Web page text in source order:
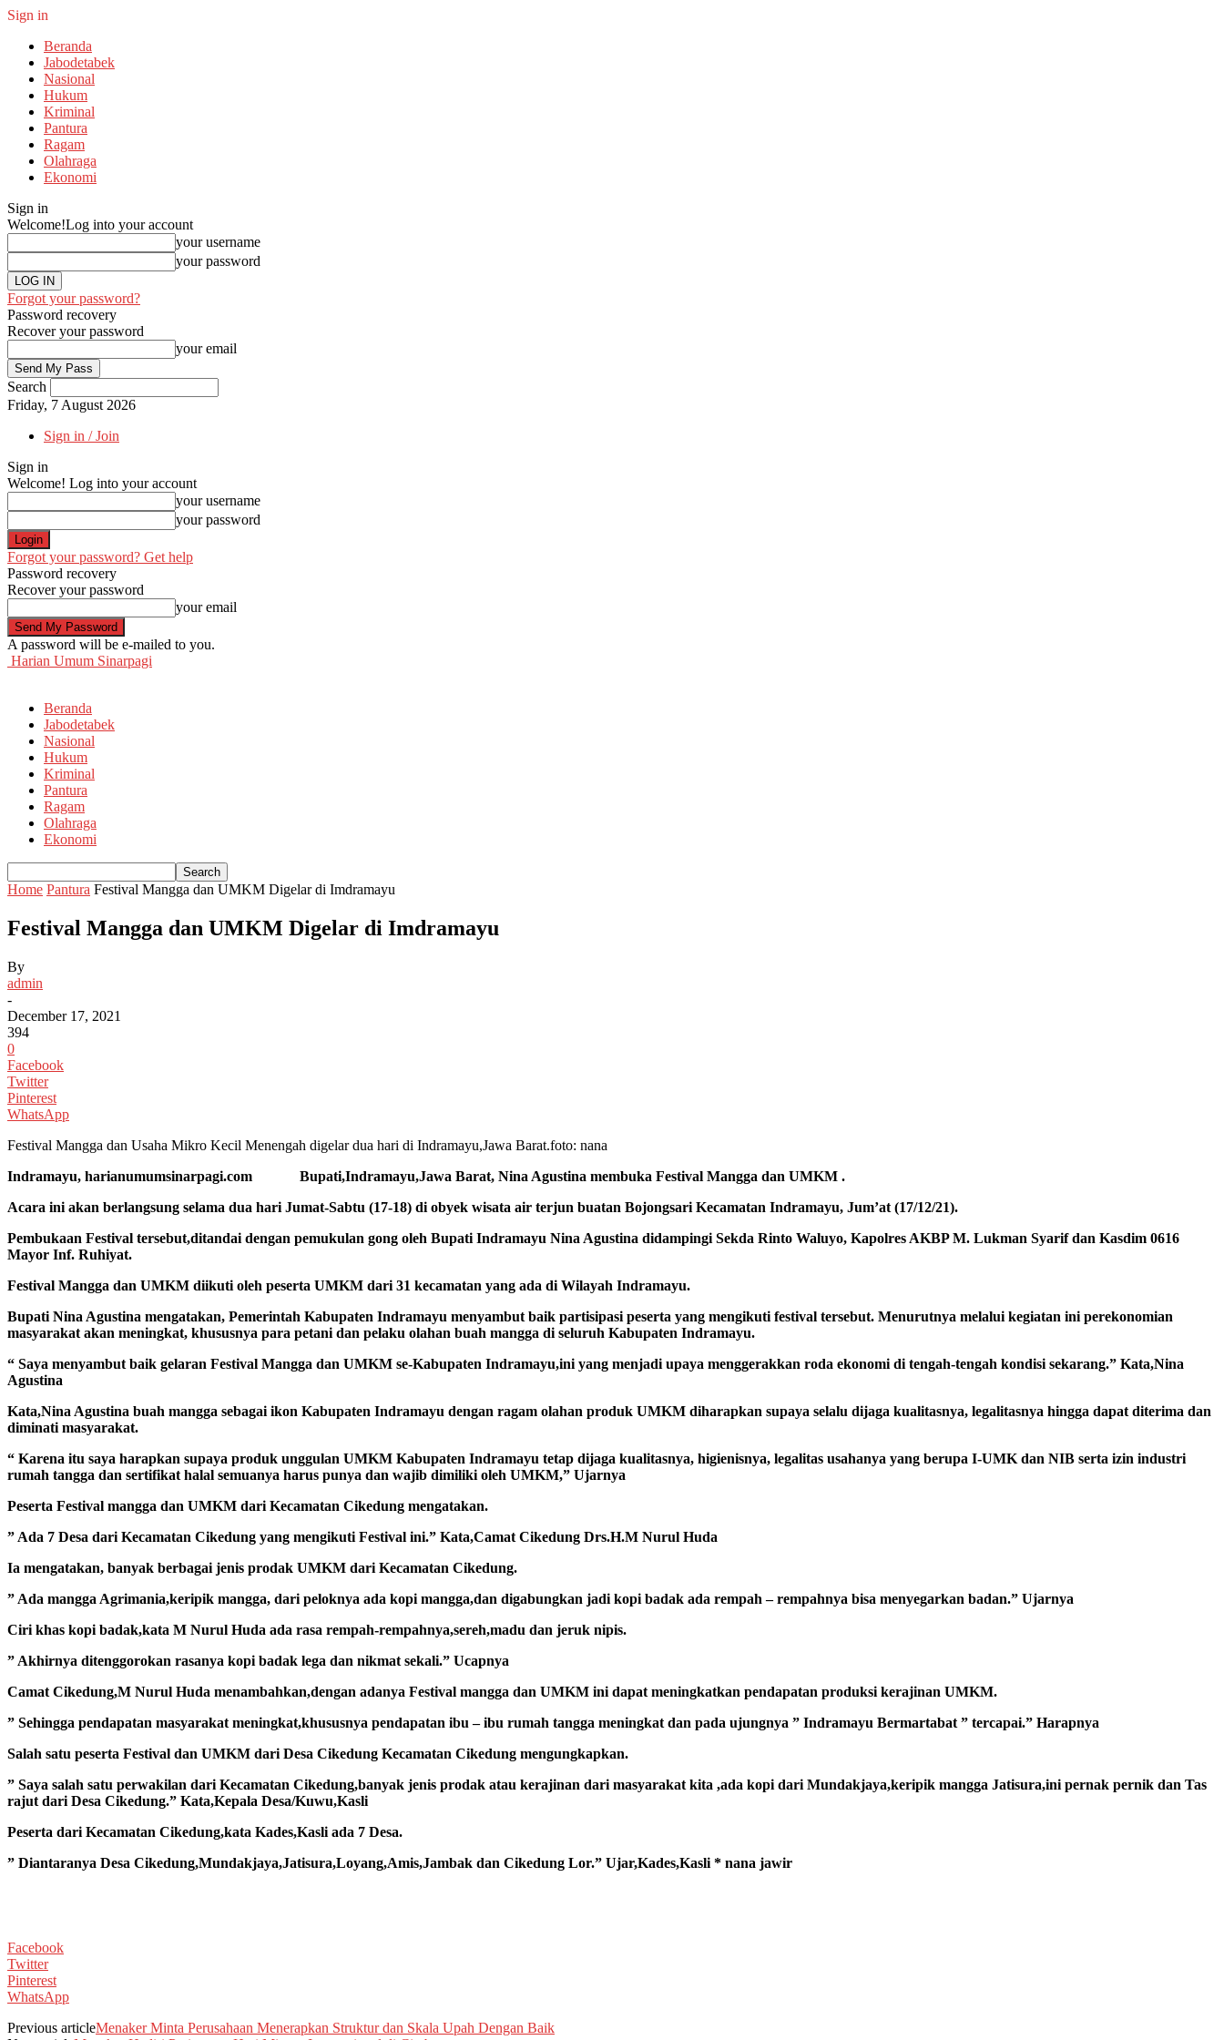
Sign in
Beranda
Jabodetabek
Nasional
Hukum
Kriminal
Pantura
Ragam
Olahraga
Ekonomi
Sign in
Welcome!Log into your account
your username
your password
Forgot your password?
Password recovery
Recover your password
your email
Search
Friday, 7 August 2026
Sign in / Join
Sign in
Welcome! Log into your account
your username
your password
Forgot your password? Get help
Password recovery
Recover your password
your email
A password will be e-mailed to you.
Harian Umum Sinarpagi
Beranda
Jabodetabek
Nasional
Hukum
Kriminal
Pantura
Ragam
Olahraga
Ekonomi
Home Pantura Festival Mangga dan UMKM Digelar di Imdramayu
Festival Mangga dan UMKM Digelar di Imdramayu
By
admin
-
December 17, 2021
394
0
Facebook
Twitter
Pinterest
WhatsApp
Festival Mangga dan Usaha Mikro Kecil Menengah digelar dua hari di Indramayu,Jawa Barat.foto: nana
Indramayu, harianumumsinarpagi.com Bupati,Indramayu,Jawa Barat, Nina Agustina membuka Festival Mangga dan UMKM .
Acara ini akan berlangsung selama dua hari Jumat-Sabtu (17-18) di obyek wisata air terjun buatan Bojongsari Kecamatan Indramayu, Jum’at (17/12/21).
Pembukaan Festival tersebut,ditandai dengan pemukulan gong oleh Bupati Indramayu Nina Agustina didampingi Sekda Rinto Waluyo, Kapolres AKBP M. Lukman Syarif dan Kasdim 0616
Mayor Inf. Ruhiyat.
Festival Mangga dan UMKM diikuti oleh peserta UMKM dari 31 kecamatan yang ada di Wilayah Indramayu.
Bupati Nina Agustina mengatakan, Pemerintah Kabupaten Indramayu menyambut baik partisipasi peserta yang mengikuti festival tersebut. Menurutnya melalui kegiatan ini perekonomian
masyarakat akan meningkat, khususnya para petani dan pelaku olahan buah mangga di seluruh Kabupaten Indramayu.
“ Saya menyambut baik gelaran Festival Mangga dan UMKM se-Kabupaten Indramayu,ini yang menjadi upaya menggerakkan roda ekonomi di tengah-tengah kondisi sekarang.” Kata,Nina
Agustina
Kata,Nina Agustina buah mangga sebagai ikon Kabupaten Indramayu dengan ragam olahan produk UMKM diharapkan supaya selalu dijaga kualitasnya, legalitasnya hingga dapat diterima dan
diminati masyarakat.
“ Karena itu saya harapkan supaya produk unggulan UMKM Kabupaten Indramayu tetap dijaga kualitasnya, higienisnya, legalitas usahanya yang berupa I-UMK dan NIB serta izin industri
rumah tangga dan sertifikat halal semuanya harus punya dan wajib dimiliki oleh UMKM,” Ujarnya
Peserta Festival mangga dan UMKM dari Kecamatan Cikedung mengatakan.
” Ada 7 Desa dari Kecamatan Cikedung yang mengikuti Festival ini.” Kata,Camat Cikedung Drs.H.M Nurul Huda
Ia mengatakan, banyak berbagai jenis prodak UMKM dari Kecamatan Cikedung.
” Ada mangga Agrimania,keripik mangga, dari peloknya ada kopi mangga,dan digabungkan jadi kopi badak ada rempah – rempahnya bisa menyegarkan badan.” Ujarnya
Ciri khas kopi badak,kata M Nurul Huda ada rasa rempah-rempahnya,sereh,madu dan jeruk nipis.
” Akhirnya ditenggorokan rasanya kopi badak lega dan nikmat sekali.” Ucapnya
Camat Cikedung,M Nurul Huda menambahkan,dengan adanya Festival mangga dan UMKM ini dapat meningkatkan pendapatan produksi kerajinan UMKM.
” Sehingga pendapatan masyarakat meningkat,khususnya pendapatan ibu – ibu rumah tangga meningkat dan pada ujungnya ” Indramayu Bermartabat ” tercapai.” Harapnya
Salah satu peserta Festival dan UMKM dari Desa Cikedung Kecamatan Cikedung mengungkapkan.
” Saya salah satu perwakilan dari Kecamatan Cikedung,banyak jenis prodak atau kerajinan dari masyarakat kita ,ada kopi dari Mundakjaya,keripik mangga Jatisura,ini pernak pernik dan Tas
rajut dari Desa Cikedung.” Kata,Kepala Desa/Kuwu,Kasli
Peserta dari Kecamatan Cikedung,kata Kades,Kasli ada 7 Desa.
” Diantaranya Desa Cikedung,Mundakjaya,Jatisura,Loyang,Amis,Jambak dan Cikedung Lor.” Ujar,Kades,Kasli * nana jawir
Facebook
Twitter
Pinterest
WhatsApp
Previous articleMenaker Minta Perusahaan Menerapkan Struktur dan Skala Upah Dengan Baik